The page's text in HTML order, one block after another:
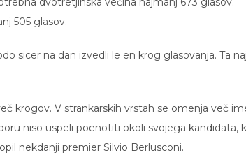
505 glasov.
sicer na dan izvedli le en krog glasovanja. Ta
krogov. V strankarskih vrstah se omenja več
niso uspeli poenotiti okoli svojega kandidata,
nekdanji premier Silvio Berlusconi.